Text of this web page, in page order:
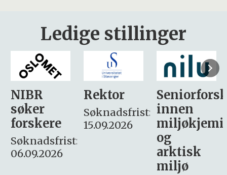
Ledige stillinger
Rektor
Søknadsfrist:
15.09.2026
Seniorforsker
innen
miljøkjemi
søker
– fast
Søknadsfrist:
16. august.